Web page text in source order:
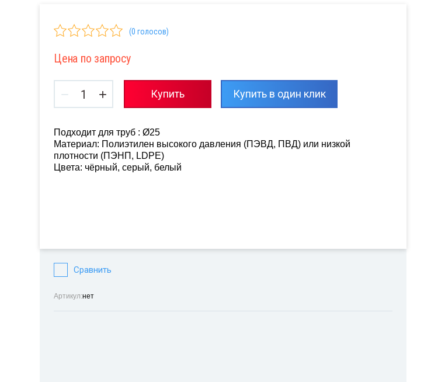
(0 голосов)
Цена по запросу
− + Купить Купить в один клик
Подходит для труб : Ø25
Материал: Полиэтилен высокого давления (ПЭВД, ПВД) или низкой
плотности (ПЭНП, LDPE)
Цвета: чёрный, серый, белый
Сравнить
Артикул:нет